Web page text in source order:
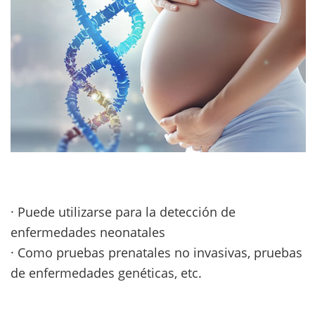
· Puede utilizarse para la detección de
enfermedades neonatales
· Como pruebas prenatales no invasivas, pruebas
de enfermedades genéticas, etc.